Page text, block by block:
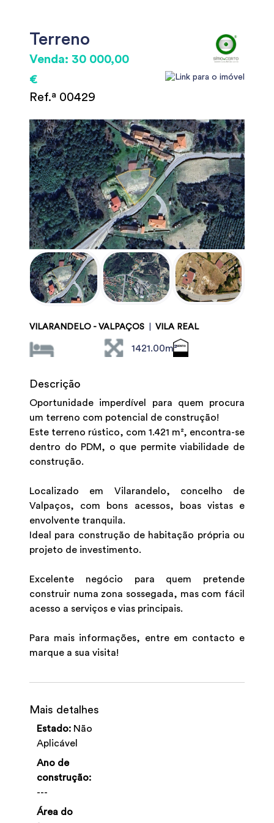
Terreno
Venda: 30 000,00
€
Ref.ª 00429
VILARANDELO - VALPAÇOS VILA REAL
1421.00m²
Descrição
Oportunidade imperdível para quem procura
um terreno com potencial de construção!
Este terreno rústico, com 1.421 m², encontra-se
dentro do PDM, o que permite viabilidade de
construção.
Localizado em Vilarandelo, concelho de
Valpaços, com bons acessos, boas vistas e
envolvente tranquila.
Ideal para construção de habitação própria ou
projeto de investimento.
Excelente negócio para quem pretende
construir numa zona sossegada, mas com fácil
acesso a serviços e vias principais.
Para mais informações, entre em contacto e
marque a sua visita!
Mais detalhes
Estado: Não
Aplicável
Ano de
construção:
---
Área do